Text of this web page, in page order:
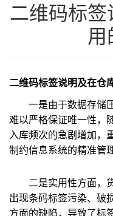
新闻中心
联系我们
二维码标
用
二维码标签说明及在仓
一是由于数据存储
难以严格保证唯一性，
入库频次的急剧增加，
制约信息系统的精准管
二是实用性方面，
出现条码标签污染、破
方面的缺陷，导致了标